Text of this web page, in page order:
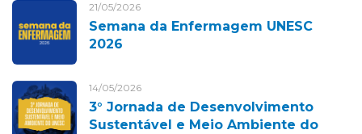
21/05/2026
Semana da Enfermagem UNESC
2026
14/05/2026
3° Jornada de Desenvolvimento
Sustentável e Meio Ambiente do